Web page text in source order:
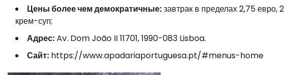
Цены более чем демократичные:завтрак в пределах 2,75 евро,
крем-суп;
Адрес:Av. Dom João II 11701, 1990-083 Lisboa.
Сайт: https://www.apadariaportuguesa.pt/#menus-home